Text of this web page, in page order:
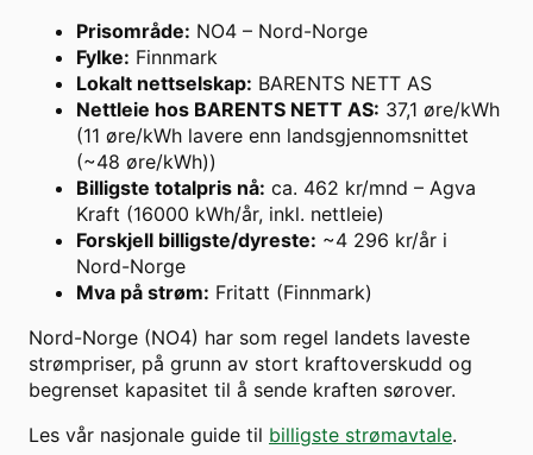
Prisområde: NO4 – Nord-Norge
Fylke: Finnmark
Lokalt nettselskap: BARENTS NETT AS
Nettleie hos BARENTS NETT AS: 37,1 øre/kWh
(11 øre/kWh lavere enn landsgjennomsnittet
(~48 øre/kWh))
Billigste totalpris nå: ca. 462 kr/mnd – Agva
Kraft (16000 kWh/år, inkl. nettleie)
Forskjell billigste/dyreste: ~4 296 kr/år i
Nord-Norge
Mva på strøm: Fritatt (Finnmark)
Nord-Norge (NO4) har som regel landets laveste
strømpriser, på grunn av stort kraftoverskudd og
begrenset kapasitet til å sende kraften sørover.
Les vår nasjonale guide til billigste strømavtale.